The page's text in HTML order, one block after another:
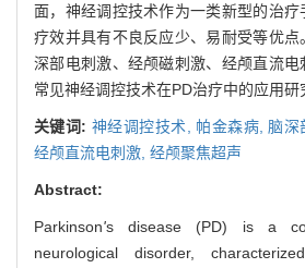
面，神经调控技术作为一类新型的治
疗效并具有不良反应少、易耐受等优
深部电刺激、经颅磁刺激、经颅直流
常见神经调控技术在PD治疗中的应用研
关键词: 神经调控技术, 帕金森病, 脑深
经颅直流电刺激, 经颅聚焦超声
Abstract:
Parkinson's disease (PD) is a
neurological disorder,